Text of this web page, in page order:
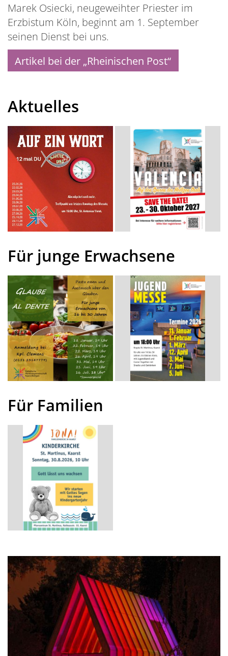
Marek Osiecki, neugeweihter Priester im
Erzbistum Köln, beginnt am 1. September
seinen Dienst bei uns.
Artikel bei der „Rheinischen Post“
Aktuelles
Für junge Erwachsene
Für Familien